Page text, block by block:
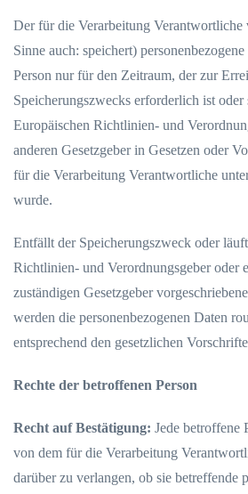
Der für die Verarbeitung Verantwortliche
Sinne auch: speichert)
Person nur für den Zeitraum, der zur
Speicherungszwecks erforderlich ist oder
Europäischen Richtlinien- und
anderen Gesetzgeber in Gesetzen oder
für die Verarbeitung Verantwortliche
wurde.
Entfällt der Speicherungszweck oder
Richtlinien- und Verordnungsgeber oder
zuständigen Gesetzgeber
werden die personenbezogenen Daten
entsprechend den gesetzlichen
Rechte der betroffenen Person
Recht auf Bestätigung: Jede betroffene
von dem für die Verarbeitung
darüber zu verlangen, ob sie betreffende